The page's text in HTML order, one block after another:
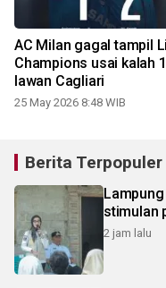
AC Milan gagal tampil
Champions usai kalah
lawan Cagliari
25 May 2026 8:48 WIB
Berita Terpopuler
stimulan
2 jam lalu